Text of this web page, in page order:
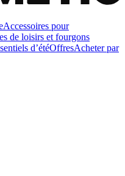
Accessoires pour
de loisirs et fourgons
d’étéOffresAcheter par